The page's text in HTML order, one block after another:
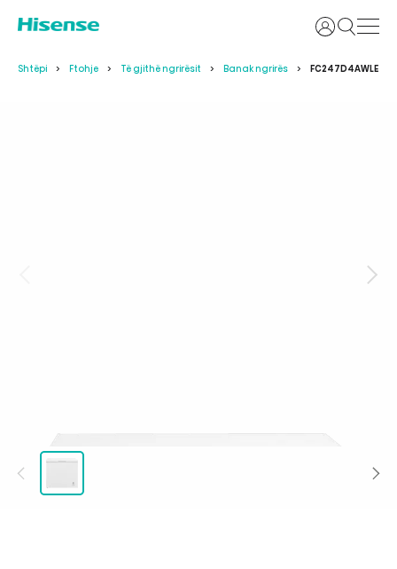
Identifikohu
Shtëpi Ftohje Të gjithë ngrirësit Banak ngrirës FC247D4AWLE